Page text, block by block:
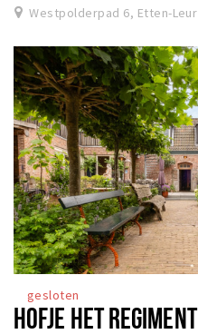
Westpolderpad 6, Etten-Leur
gesloten
HOFJE HET REGIMENT